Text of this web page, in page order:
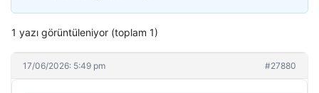
1 yazı görüntüleniyor (toplam 1)
17/06/2026: 5:49 pm #27880